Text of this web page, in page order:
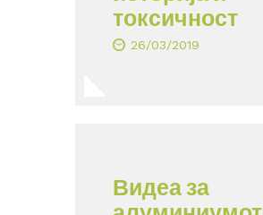
токсичност
26/03/2019
Видеа за